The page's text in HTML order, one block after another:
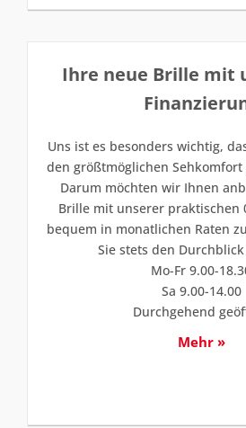
Ihre neue Brille mit
Uns ist es besonders wichtig,
den größtmöglichen
Darum möchten wir Ihnen
Brille mit unserer praktischen
bequem in monatlichen Raten
Sie stets den
Mo-Fr 9.00-
Sa 9.00-14.00
Durchgehend
Mehr »